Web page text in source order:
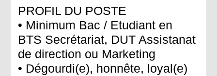
PROFIL DU POSTE
• Minimum Bac / Etudiant en
BTS Secrétariat, DUT Assistanat
de direction ou Marketing
• Dégourdi(e), honnête, loyal(e)